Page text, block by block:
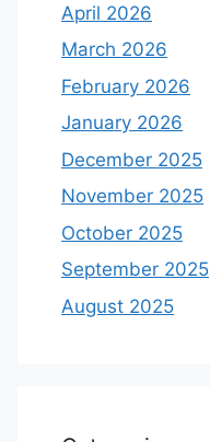
April 2026
March 2026
February 2026
January 2026
December 2025
November 2025
October 2025
September 2025
August 2025